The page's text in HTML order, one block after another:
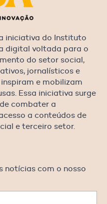
iniciativa do Instituto
digital voltada para o
do setor social,
jornalísticos e
e mobilizam
Essa iniciativa surge
combater a
a conteúdos de
e terceiro setor.
notícias com o nosso